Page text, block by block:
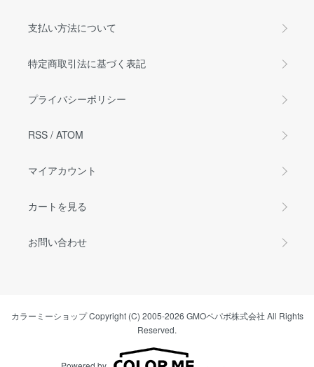
支払い方法について
特定商取引法に基づく表記
プライバシーポリシー
RSS / ATOM
マイアカウント
カートを見る
お問い合わせ
カラーミーショップCopyright (C) 2005-2026 GMOペパボ株式会社 All Rights
Reserved.